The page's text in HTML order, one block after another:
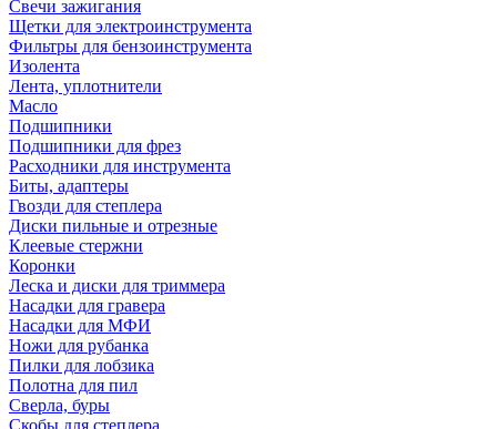
Свечи зажигания
Щетки для электроинструмента
Фильтры для бензоинструмента
Изолента
Лента, уплотнители
Масло
Подшипники
Подшипники для фрез
Расходники для инструмента
Биты, адаптеры
Гвозди для степлера
Диски пильные и отрезные
Клеевые стержни
Коронки
Леска и диски для триммера
Насадки для гравера
Насадки для МФИ
Ножи для рубанка
Пилки для лобзика
Полотна для пил
Сверла, буры
Скобы для степлера